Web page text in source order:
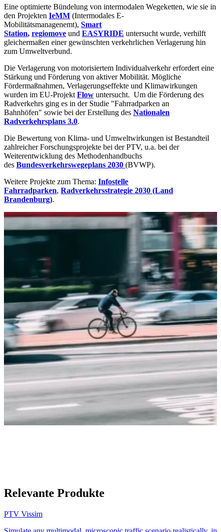
Eine optimierte Bündelung von intermodalen Wegeketten, wie sie in
den Projekten IeMM (Intermodales E-
Mobilitätsmanagenemt), Smart
Station, regiomove und EASYRIDE untersucht wurde, verhilft
gleichermaßen einer gewünschten verkehrlichen Verlagerung hin
zum Umweltverbund.
Die Verlagerung von motorisiertem Individualverkehr erfordert eine
Stärkung und Förderung von aktiver Mobilität. Mögliche
Fördermaßnahmen, Verlagerungseffekte und Klimawirkungen
wurden im EU-Projekt Flow untersucht. Um die Förderung des
Radverkehrs ging es in der Studie "Fahrradparken an
Bahnhöfen" sowie bei der Erstellung des Nationalen
Radverkehrsplans 3.0.
Die Bewertung von Klima- und Umweltwirkungen ist Bestandteil
zahlreicher Forschungsprojekte bei der PTV, u.a. bei der
Weiterentwicklung des Methodenhandbuchs
des Bundesverkehrswegeplans 2030 (BVWP).
Weitere Projekte zum Thema: Infostelle
Fahrradparken, Radverkehrsstrategie 2030 (Land
Brandenburg).
Relevante Produkte
PTV Vissim